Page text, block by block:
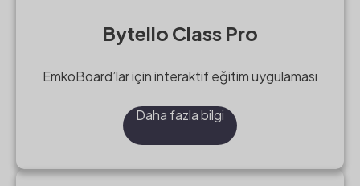
Bytello Class Pro
EmkoBoard’lar için interaktif eğitim uygulaması
Daha fazla bilgi